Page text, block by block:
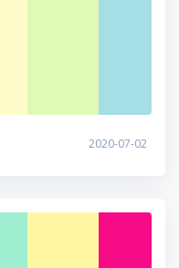
2020-07-02